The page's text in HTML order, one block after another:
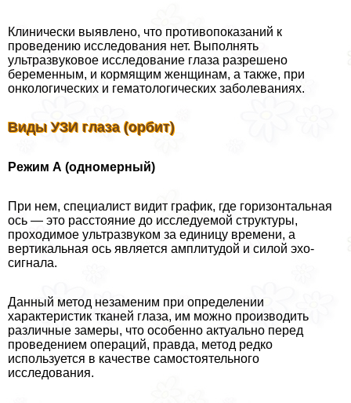
Клинически выявлено, что противопоказаний к
проведению исследования нет. Выполнять
ультразвуковое исследование глаза разрешено
беременным, и кормящим женщинам, а также, при
oнкoлoгических и гематологических заболеваниях.
Виды УЗИ глаза (орбит)
Режим А (одномерный)
При нем, специалист видит график, где горизонтальная
ось — это расстояние до исследуемой структуры,
проходимое ультразвуком за единицу времени, а
вертикальная ось является амплитудой и силой эхо-
сигнала.
Данный метод незаменим при определении
хаpaктеристик тканей глаза, им можно производить
различные замеры, что особенно актуально перед
проведением операций, правда, метод редко
используется в качестве самостоятельного
исследования.